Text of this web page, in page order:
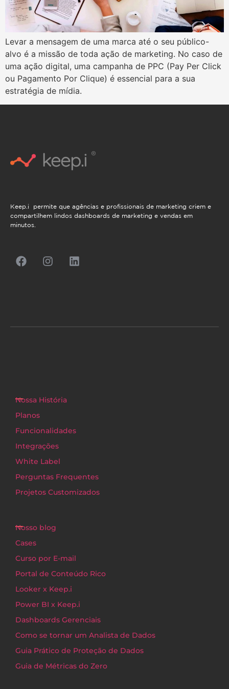
Levar a mensagem de uma marca até o seu público-
alvo é a missão de toda ação de marketing. No caso de
uma ação digital, uma campanha de PPC (Pay Per Click
ou Pagamento Por Clique) é essencial para a sua
estratégia de mídia.
Keep.i permite que agências e profissionais de marketing criem e
compartilhem lindos dashboards de marketing e vendas em
minutos.
Nossa História
Planos
Funcionalidades
Integrações
White Label
Perguntas Frequentes
Projetos Customizados
Nosso blog
Cases
Curso por E-mail
Portal de Conteúdo Rico
Looker x Keep.i
Power BI x Keep.i
Dashboards Gerenciais
Como se tornar um Analista de Dados
Guia Prático de Proteção de Dados
Guia de Métricas do Zero